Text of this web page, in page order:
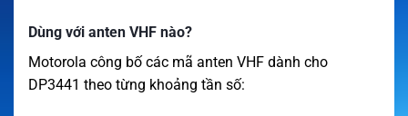
Dùng với anten VHF nào?
Motorola công bố các mã anten VHF dành cho
DP3441 theo từng khoảng tần số: